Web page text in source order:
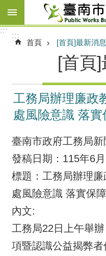
跳到主要內容區塊
:::
:::
首頁 [首頁]最新消息
[首頁
工務局辦理廉政
處風險意識 落
臺南市政府工務局新
發稿日期：115年6月
標題：工務局辦理
處風險意識 落實保
內文:
工務局22日上午舉
項暨認識公益揭弊者